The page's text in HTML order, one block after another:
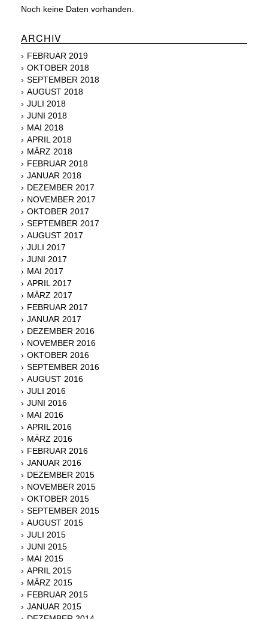
Noch keine Daten vorhanden.
ARCHIV
FEBRUAR 2019
OKTOBER 2018
SEPTEMBER 2018
AUGUST 2018
JULI 2018
JUNI 2018
MAI 2018
APRIL 2018
MÄRZ 2018
FEBRUAR 2018
JANUAR 2018
DEZEMBER 2017
NOVEMBER 2017
OKTOBER 2017
SEPTEMBER 2017
AUGUST 2017
JULI 2017
JUNI 2017
MAI 2017
APRIL 2017
MÄRZ 2017
FEBRUAR 2017
JANUAR 2017
DEZEMBER 2016
NOVEMBER 2016
OKTOBER 2016
SEPTEMBER 2016
AUGUST 2016
JULI 2016
JUNI 2016
MAI 2016
APRIL 2016
MÄRZ 2016
FEBRUAR 2016
JANUAR 2016
DEZEMBER 2015
NOVEMBER 2015
OKTOBER 2015
SEPTEMBER 2015
AUGUST 2015
JULI 2015
JUNI 2015
MAI 2015
APRIL 2015
MÄRZ 2015
FEBRUAR 2015
JANUAR 2015